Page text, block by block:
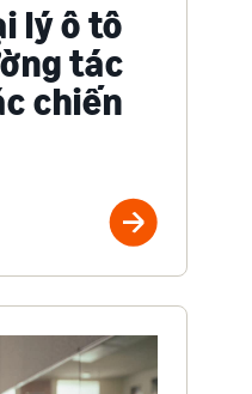
lý ô tô
tác
chiến